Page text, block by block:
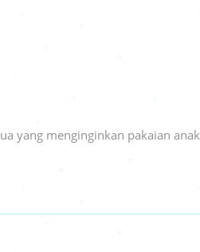
yang menginginkan pakaian